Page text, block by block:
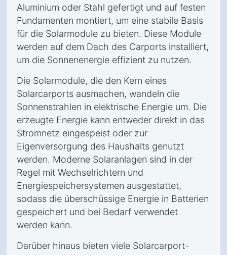
Aluminium oder Stahl gefertigt und auf festen
Fundamenten montiert, um eine stabile Basis
für die Solarmodule zu bieten. Diese Module
werden auf dem Dach des Carports installiert,
um die Sonnenenergie effizient zu nutzen.
Die Solarmodule, die den Kern eines
Solarcarports ausmachen, wandeln die
Sonnenstrahlen in elektrische Energie um. Die
erzeugte Energie kann entweder direkt in das
Stromnetz eingespeist oder zur
Eigenversorgung des Haushalts genutzt
werden. Moderne Solaranlagen sind in der
Regel mit Wechselrichtern und
Energiespeichersystemen ausgestattet,
sodass die überschüssige Energie in Batterien
gespeichert und bei Bedarf verwendet
werden kann.
Darüber hinaus bieten viele Solarcarport-